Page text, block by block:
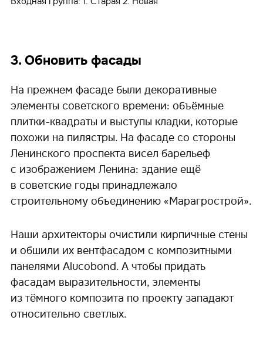
3. Обновить фасады
На прежнем фасаде были декоративные
элементы советского времени: объёмные
плитки-квадраты и выступы кладки, которые
похожи на пилястры. На фасаде со стороны
Ленинского проспекта висел барельеф
с изображением Ленина: здание ещё
в советские годы принадлежало
строительному объединению «Марагрострой».
Наши архитекторы очистили кирпичные стены
и обшили их вентфасадом c композитными
панелями Alucobond. А чтобы придать
фасадам выразительности, элементы
из тёмного композита по проекту западают
относительно светлых.